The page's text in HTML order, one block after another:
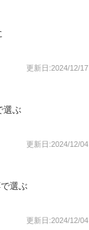
更新日:2024/12/17
選ぶ
更新日:2024/12/04
選ぶ
更新日:2024/12/04